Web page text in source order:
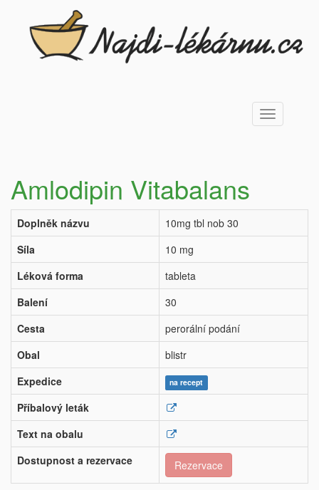
Toggle
navigation
Amlodipin Vitabalans
Doplněk názvu
10mg tbl nob 30
Síla
10 mg
Léková forma
tableta
Balení
30
Cesta
perorální podání
Obal
blistr
Expedice
na recept
Příbalový leták
Text na obalu
Dostupnost a rezervace
Rezervace